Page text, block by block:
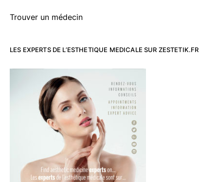
Trouver un médecin
LES EXPERTS DE L’ESTHETIQUE MEDICALE SUR ZESTETIK.FR